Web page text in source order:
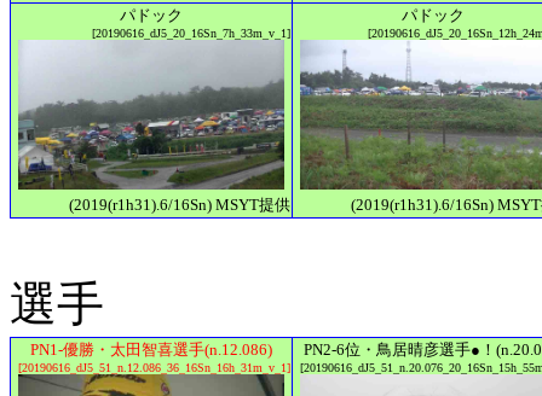
パドック
[20190616_dJ5_20_16Sn_7h_33m_v_1]
(2019(r1h31).6/16Sn) MSYT提供
パドック
(2019(r1h31).6/16Sn)
選手
PN1-優勝・太田智喜選手(n.12.086)
[20190616_dJ5_51_n.12.086_36_16Sn_16h_31m_v_1]
PN2-6位・鳥居晴彦選手●！